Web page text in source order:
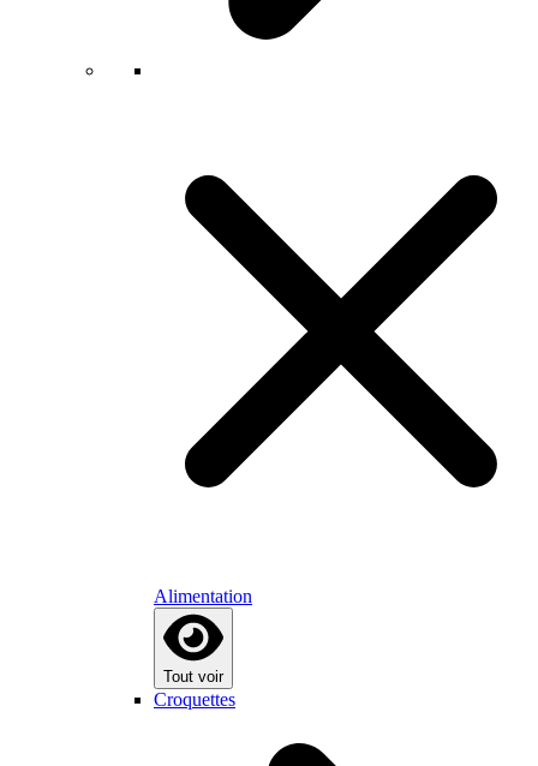
Alimentation
Tout voir
Croquettes